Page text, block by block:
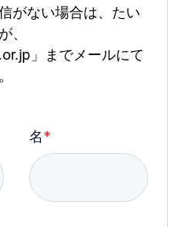
がない場合は、たい
、
」までメールにて
名*